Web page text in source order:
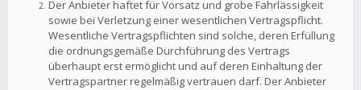
Der Anbieter haftet für Vorsatz und grobe Fahrlässigkeit
sowie bei Verletzung einer wesentlichen Vertragspflicht.
Wesentliche Vertragspflichten sind solche, deren Erfüllung
die ordnungsgemäße Durchführung des Vertrags
überhaupt erst ermöglicht und auf deren Einhaltung der
Vertragspartner regelmäßig vertrauen darf. Der Anbieter